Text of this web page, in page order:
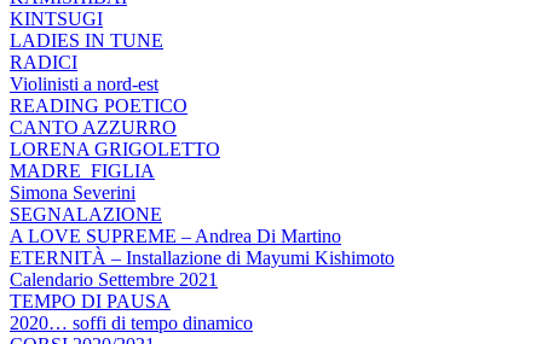
KINTSUGI
LADIES IN TUNE
RADICI
Violinisti a nord-est
READING POETICO
CANTO AZZURRO
LORENA GRIGOLETTO
MADRE_FIGLIA
Simona Severini
SEGNALAZIONE
A LOVE SUPREME – Andrea Di Martino
ETERNITÀ – Installazione di Mayumi Kishimoto
Calendario Settembre 2021
TEMPO DI PAUSA
2020… soffi di tempo dinamico